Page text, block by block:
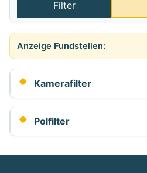
Filter
Anzeige #
Kamerafilter
Polfilter